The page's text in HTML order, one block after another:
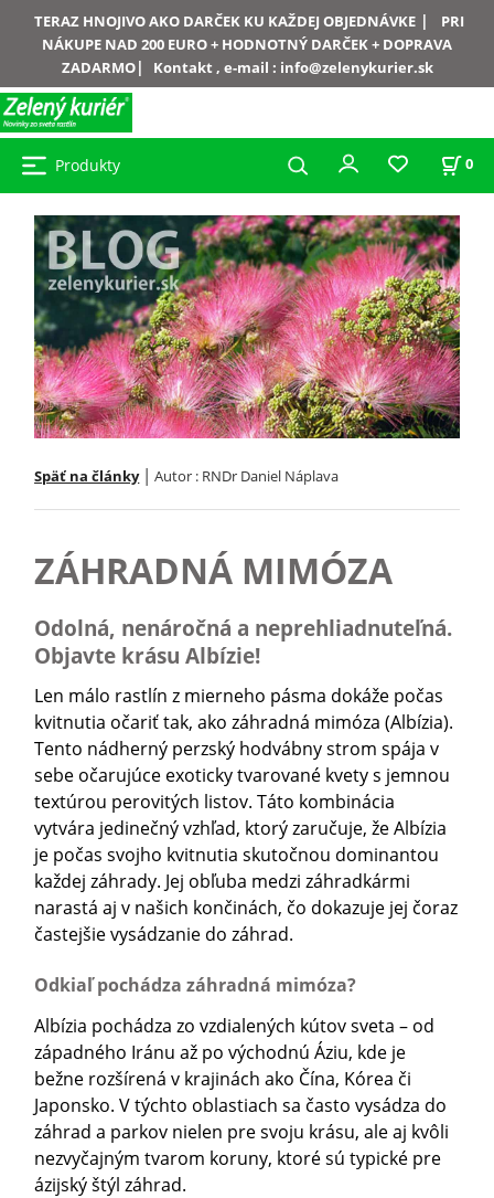
TERAZ HNOJIVO AKO DARČEK KU KAŽDEJ OBJEDNÁVKE|
PRI
NÁKUPE NAD 200 EURO + HODNOTNÝ DARČEK + DOPRAVA
ZADARMO| Kontakt , e-mail : info@zelenykurier.sk
Produkty 0
Späť na články | Autor : RNDr Daniel Náplava
ZÁHRADNÁ MIMÓZA
Odolná, nenáročná a neprehliadnuteľná.
Objavte krásu Albízie!
Len málo rastlín z mierneho pásma dokáže počas
kvitnutia očariť tak, ako záhradná mimóza (Albízia).
Tento nádherný perzský hodvábny strom spája v
sebe očarujúce exoticky tvarované kvety s jemnou
textúrou perovitých listov. Táto kombinácia
vytvára jedinečný vzhľad, ktorý zaručuje, že Albízia
je počas svojho kvitnutia skutočnou dominantou
každej záhrady. Jej obľuba medzi záhradkármi
narastá aj v našich končinách, čo dokazuje jej čoraz
častejšie vysádzanie do záhrad.
Odkiaľ pochádza záhradná mimóza?
Albízia pochádza zo vzdialených kútov sveta – od
západného Iránu až po východnú Áziu, kde je
bežne rozšírená v krajinách ako Čína, Kórea či
Japonsko. V týchto oblastiach sa často vysádza do
záhrad a parkov nielen pre svoju krásu, ale aj kvôli
nezvyčajným tvarom koruny, ktoré sú typické pre
ázijský štýl záhrad.